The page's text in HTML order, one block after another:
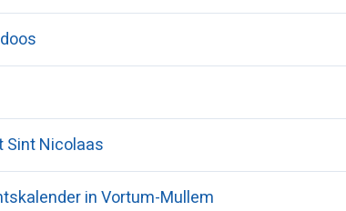
Sint Nicolaas
in Vortum-Mullem